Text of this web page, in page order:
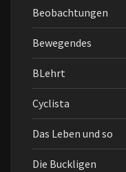
Beobachtungen
Bewegendes
BLehrt
Cyclista
Das Leben und so
Die Buckligen